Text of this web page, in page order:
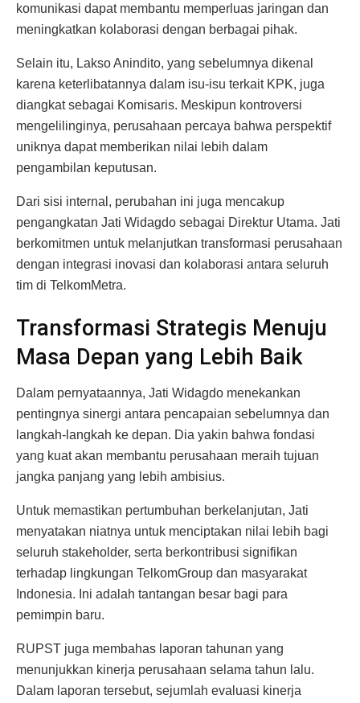
komunikasi dapat membantu memperluas jaringan dan
meningkatkan kolaborasi dengan berbagai pihak.
Selain itu, Lakso Anindito, yang sebelumnya dikenal
karena keterlibatannya dalam isu-isu terkait KPK, juga
diangkat sebagai Komisaris. Meskipun kontroversi
mengelilinginya, perusahaan percaya bahwa perspektif
uniknya dapat memberikan nilai lebih dalam
pengambilan keputusan.
Dari sisi internal, perubahan ini juga mencakup
pengangkatan Jati Widagdo sebagai Direktur Utama. Jati
berkomitmen untuk melanjutkan transformasi perusahaan
dengan integrasi inovasi dan kolaborasi antara seluruh
tim di TelkomMetra.
Transformasi Strategis Menuju
Masa Depan yang Lebih Baik
Dalam pernyataannya, Jati Widagdo menekankan
pentingnya sinergi antara pencapaian sebelumnya dan
langkah-langkah ke depan. Dia yakin bahwa fondasi
yang kuat akan membantu perusahaan meraih tujuan
jangka panjang yang lebih ambisius.
Untuk memastikan pertumbuhan berkelanjutan, Jati
menyatakan niatnya untuk menciptakan nilai lebih bagi
seluruh stakeholder, serta berkontribusi signifikan
terhadap lingkungan TelkomGroup dan masyarakat
Indonesia. Ini adalah tantangan besar bagi para
pemimpin baru.
RUPST juga membahas laporan tahunan yang
menunjukkan kinerja perusahaan selama tahun lalu.
Dalam laporan tersebut, sejumlah evaluasi kinerja